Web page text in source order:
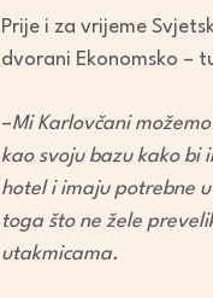
Prije i za vrijeme
dvorani Ekonomsko –
–Mi Karlovčani
kao svoju bazu kako bi
hotel i imaju potrebne
toga što ne žele
utakmicama.